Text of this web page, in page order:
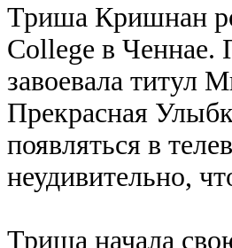
Триша Кришнан
College в Ченнае.
завоевала титул
Прекрасная
появляться в
неудивительно,
Триша начала